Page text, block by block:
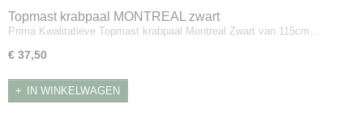
Topmast krabpaal MONTREAL zwart
Prima Kwalitatieve Topmast krabpaal Montreal Zwart van 115cm…
€ 37,50
IN WINKELWAGEN